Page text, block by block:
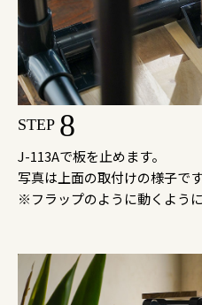
STEP 8
J-113Aで板を止めます。
写真は上面の取付けの様子です
※フラップのように動くよう